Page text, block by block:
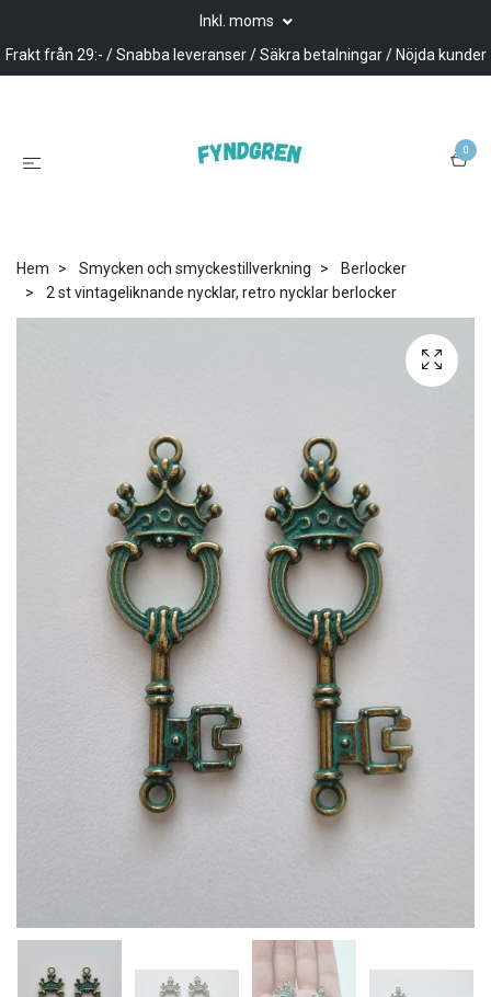
Inkl. moms
Frakt från 29:- / Snabba leveranser / Säkra betalningar / Nöjda kunder
0
Hem Smycken och smyckestillverkning
Berlocker
2 st vintageliknande nycklar, retro nycklar berlocker